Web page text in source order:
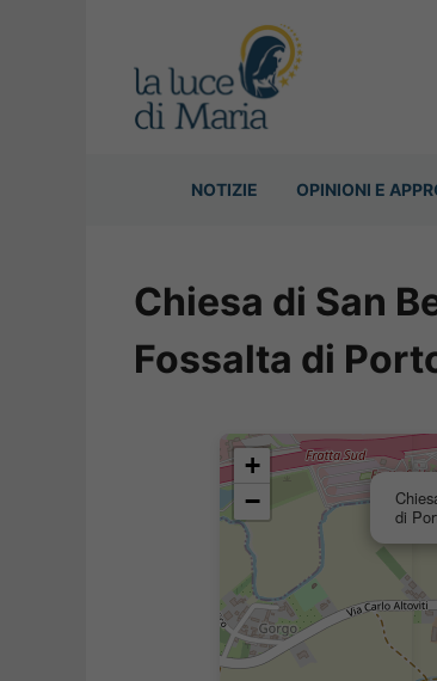
NOTIZIE OPINIONI E
Chiesa di San
Fossalta di
di
+
−